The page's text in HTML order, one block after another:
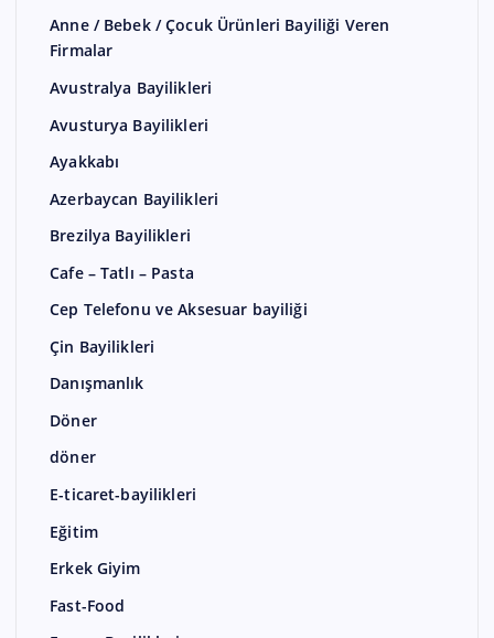
Anne / Bebek / Çocuk Ürünleri Bayiliği Veren
Firmalar
Avustralya Bayilikleri
Avusturya Bayilikleri
Ayakkabı
Azerbaycan Bayilikleri
Brezilya Bayilikleri
Cafe – Tatlı – Pasta
Cep Telefonu ve Aksesuar bayiliği
Çin Bayilikleri
Danışmanlık
Döner
döner
E-ticaret-bayilikleri
Eğitim
Erkek Giyim
Fast-Food